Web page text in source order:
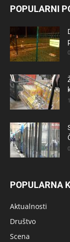
POPULARNI
POPULARNA
Aktualnosti
Društvo
Scena